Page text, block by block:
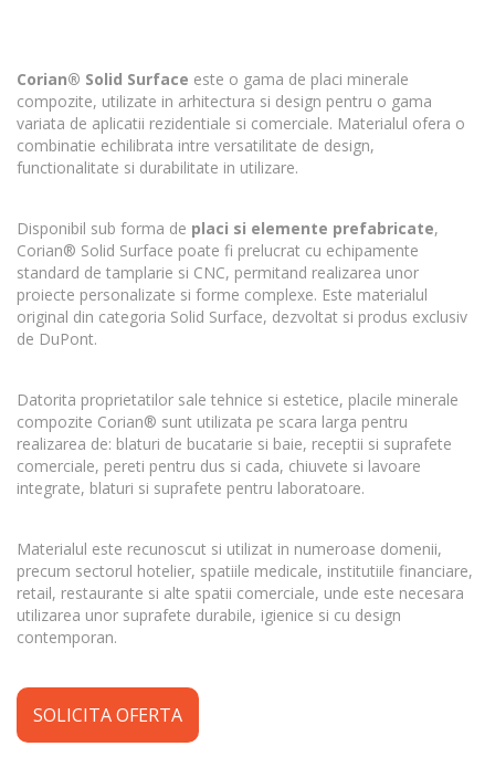
Corian® Solid Surface este o gama de placi minerale
compozite, utilizate in arhitectura si design pentru o gama
variata de aplicatii rezidentiale si comerciale. Materialul ofera o
combinatie echilibrata intre versatilitate de design,
functionalitate si durabilitate in utilizare.
Disponibil sub forma de placi si elemente prefabricate,
Corian® Solid Surface poate fi prelucrat cu echipamente
standard de tamplarie si CNC, permitand realizarea unor
proiecte personalizate si forme complexe. Este materialul
original din categoria Solid Surface, dezvoltat si produs exclusiv
de DuPont.
Datorita proprietatilor sale tehnice si estetice, placile minerale
compozite Corian® sunt utilizata pe scara larga pentru
realizarea de: blaturi de bucatarie si baie, receptii si suprafete
comerciale, pereti pentru dus si cada, chiuvete si lavoare
integrate, blaturi si suprafete pentru laboratoare.
Materialul este recunoscut si utilizat in numeroase domenii,
precum sectorul hotelier, spatiile medicale, institutiile financiare,
retail, restaurante si alte spatii comerciale, unde este necesara
utilizarea unor suprafete durabile, igienice si cu design
contemporan.
SOLICITA OFERTA